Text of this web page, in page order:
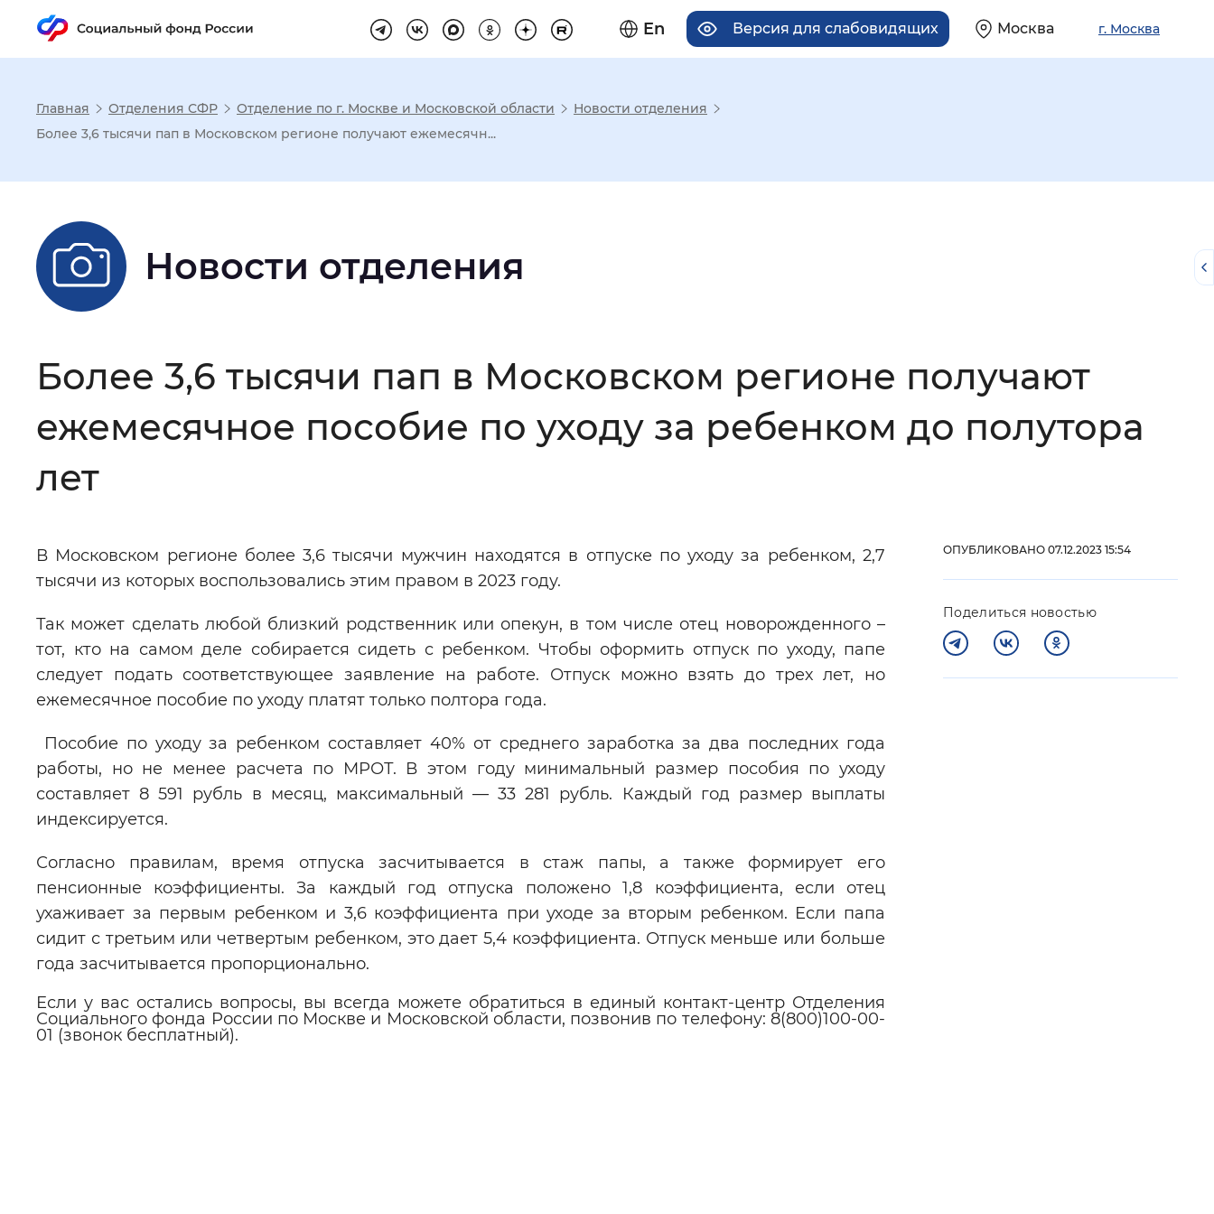
En Версия для слабовидящих Москва г. Москва
Настройка режима отображения
Шрифт: Без засечек С засечками
Цвет сайта: Монохромный Инверсивный монохромный Синий фон
Звуковой ассистент: Воспроизвести Остановить
Вернуть стандартные настройки Закрыть
Главная Отделения СФР Отделение по г. Москве и Московской области
Новости отделения
Более 3,6 тысячи пап в Московском регионе получают ежемесячн...
Новости отделения
Более 3,6 тысячи пап в Московском регионе получают
ежемесячное пособие по уходу за ребенком до полутора
лет
В Московском регионе более 3,6 тысячи мужчин находятся в отпуске по уходу за ребенком, 2,7
тысячи из которых воспользовались этим правом в 2023 году.
Так может сделать любой близкий родственник или опекун, в том числе отец новорожденного –
тот, кто на самом деле собирается сидеть с ребенком. Чтобы оформить отпуск по уходу, папе
следует подать соответствующее заявление на работе. Отпуск можно взять до трех лет, но
ежемесячное пособие по уходу платят только полтора года.
Пособие по уходу за ребенком составляет 40% от среднего заработка за два последних года
работы, но не менее расчета по МРОТ. В этом году минимальный размер пособия по уходу
составляет 8 591 рубль в месяц, максимальный — 33 281 рубль. Каждый год размер выплаты
индексируется.
Согласно правилам, время отпуска засчитывается в стаж папы, а также формирует его
пенсионные коэффициенты. За каждый год отпуска положено 1,8 коэффициента, если отец
ухаживает за первым ребенком и 3,6 коэффициента при уходе за вторым ребенком. Если папа
сидит с третьим или четвертым ребенком, это дает 5,4 коэффициента. Отпуск меньше или больше
года засчитывается пропорционально.
Если у вас остались вопросы, вы всегда можете обратиться в единый контакт-центр Отделения
Социального фонда России по Москве и Московской области, позвонив по телефону: 8(800)100-00-
01 (звонок бесплатный).
ОПУБЛИКОВАНО 07.12.2023 15:54
Поделиться новостью